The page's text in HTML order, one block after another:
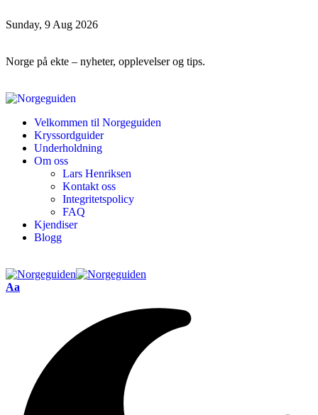
Sunday, 9 Aug 2026
Norge på ekte – nyheter, opplevelser og tips.
Velkommen til Norgeguiden
Kryssordguider
Underholdning
Om oss
Lars Henriksen
Kontakt oss
Integritetspolicy
FAQ
Kjendiser
Blogg
Aa